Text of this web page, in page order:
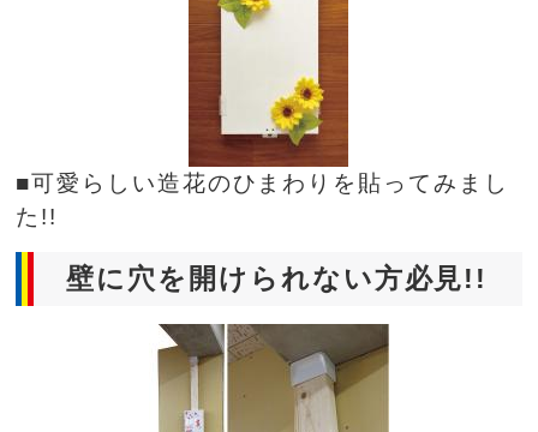
■可愛らしい造花のひまわりを貼ってみまし
た!!
壁に穴を開けられない方必見!!